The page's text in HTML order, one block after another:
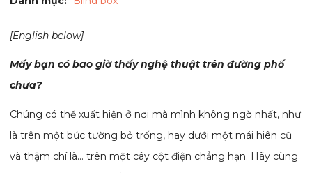
[English below]
Mấy bạn có bao giờ thấy nghệ thuật trên đường phố
chưa?
Chúng có thể xuất hiện ở nơi mà mình không ngờ nhất, như
là trên một bức tường bỏ trống, hay dưới một mái hiên cũ
và thậm chí là… trên một cây cột điện chẳng hạn. Hãy cùng